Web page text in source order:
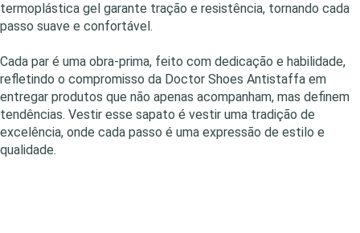
termoplástica gel garante tração e resistência, tornando cada
passo suave e confortável.
Cada par é uma obra-prima, feito com dedicação e habilidade,
refletindo o compromisso da Doctor Shoes Antistaffa em
entregar produtos que não apenas acompanham, mas definem
tendências. Vestir esse sapato é vestir uma tradição de
excelência, onde cada passo é uma expressão de estilo e
qualidade.